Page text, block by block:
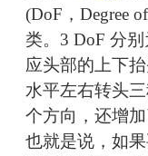
(DoF，Degree
类。3 DoF 分
应头部的上下
水平左右转头
个方向，还增
也就是说，如